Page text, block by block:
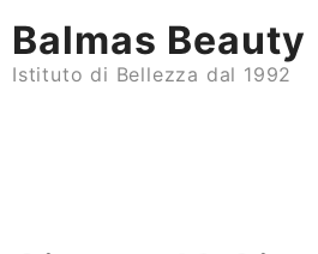
Balmas Beauty
Istituto di Bellezza dal 1992